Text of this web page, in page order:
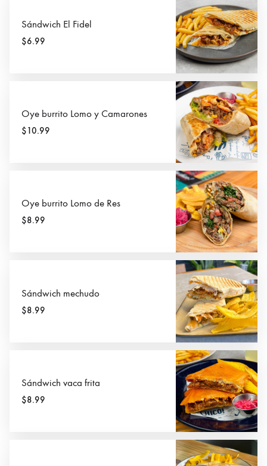
Sándwich El Fidel
$6.99
Oye burrito Lomo y Camarones
$10.99
Oye burrito Lomo de Res
$8.99
Sándwich mechudo
$8.99
Sándwich vaca frita
$8.99